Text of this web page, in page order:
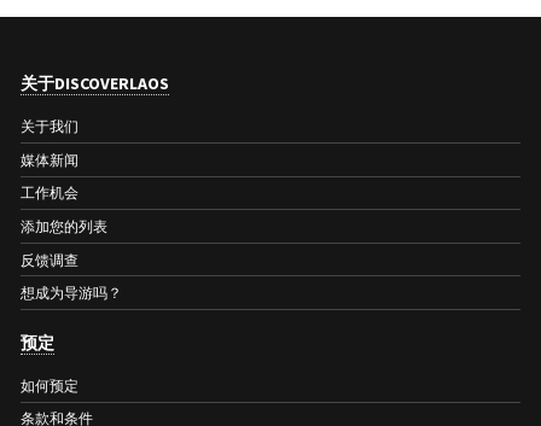
关于DISCOVERLAOS
关于我们
媒体新闻
工作机会
添加您的列表
反馈调查
想成为导游吗？
预定
如何预定
条款和条件